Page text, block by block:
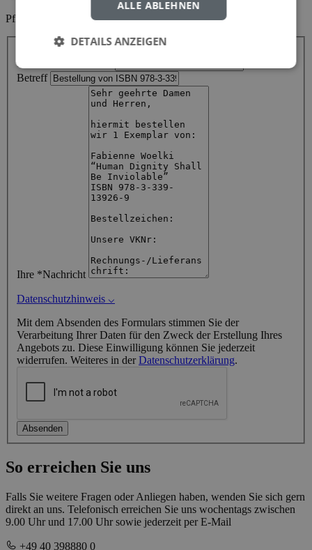
Pflichtfelder mit * gekennzeichnet.
Ihr Name
Ihre *E-Mail-Adresse
Betreff
Ihre *Nachricht
Datenschutzhinweis ⌵
Mit dem Absenden des Formulars stimmen Sie der
Verarbeitung Ihrer Daten für den Zweck der Erstellung Ihres
Angebots zu. Diese Einwilligung können Sie jederzeit
widerrufen. Weiteres in derDatenschutzerklärung.
Absenden
So erreichen Sie uns
Falls Sie weitere Fragen oder Anliegen haben, wenden Sie sich gern
direkt an uns. Telefonisch erreichen Sie uns wochentags zwischen
9.00 Uhr und 17.00 Uhr sowie jederzeit per E-Mail
+49 40 398880 0
ALLE ABLEHNEN
DETAILS ANZEIGEN